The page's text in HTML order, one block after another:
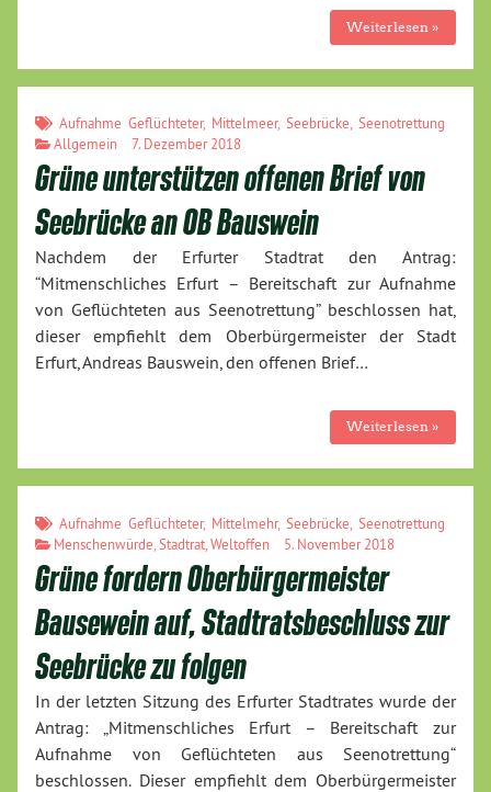
Weiterlesen »
Aufnahme Geflüchteter, Mittelmeer, Seebrücke, Seenotrettung
Allgemein
7. Dezember 2018
Grüne unterstützen offenen Brief von
Seebrücke an OB Bauswein
Nachdem der Erfurter Stadtrat den Antrag:
“Mitmenschliches Erfurt – Bereitschaft zur Aufnahme
von Geflüchteten aus Seenotrettung” beschlossen hat,
dieser empfiehlt dem Oberbürgermeister der Stadt
Erfurt, Andreas Bauswein, den offenen Brief…
Weiterlesen »
Aufnahme Geflüchteter, Mittelmehr, Seebrücke Seenotrettung
Menschenwürde Stadtrat Weltoffen 5. November 2018
Grüne fordern Oberbürgermeister
Bausewein auf, Stadtratsbeschluss zur
Seebrücke zu folgen
In der letzten Sitzung des Erfurter Stadtrates wurde der
Antrag: „Mitmenschliches Erfurt – Bereitschaft zur
Aufnahme von Geflüchteten aus Seenotrettung“
beschlossen. Dieser empfiehlt dem Oberbürgermeister